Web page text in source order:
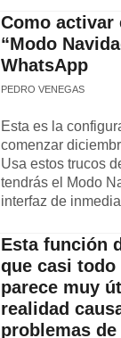
Como activar
“Modo
WhatsApp
PEDRO VENEGAS
Esta es la
comenzar
Usa estos trucos
tendrás el Modo
interfaz de
Esta función
que casi
parece muy
realidad
problemas